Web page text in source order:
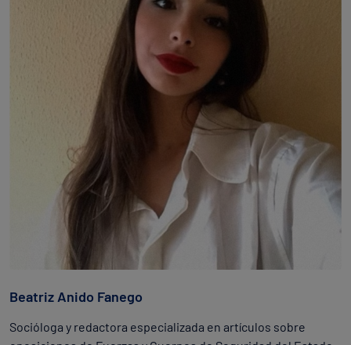
Beatriz Anido Fanego
Socióloga y redactora especializada en artículos sobre